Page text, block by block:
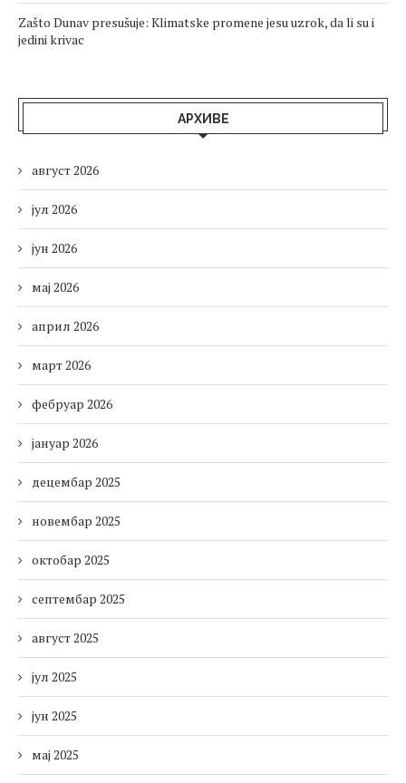
Zašto Dunav presušuje: Klimatske promene jesu uzrok, da li su i
jedini krivac
АРХИВЕ
август 2026
јул 2026
јун 2026
мај 2026
април 2026
март 2026
фебруар 2026
јануар 2026
децембар 2025
новембар 2025
октобар 2025
септембар 2025
август 2025
јул 2025
јун 2025
мај 2025